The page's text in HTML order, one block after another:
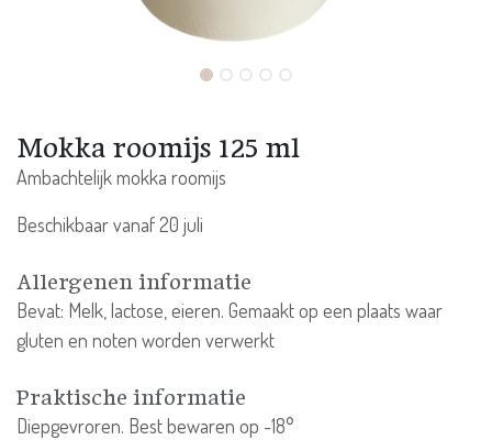
Mokka roomijs 125 ml
Ambachtelijk mokka roomijs
Beschikbaar vanaf 20 juli
Allergenen informatie
Bevat: Melk, lactose, eieren. Gemaakt op een plaats waar
gluten en noten worden verwerkt
Praktische informatie
Diepgevroren. Best bewaren op -18°